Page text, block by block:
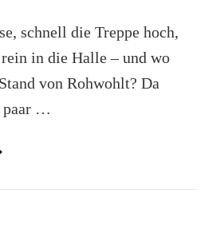
schnell die Treppe hoch,
in die Halle – und wo
von Rohwohlt? Da
paar …